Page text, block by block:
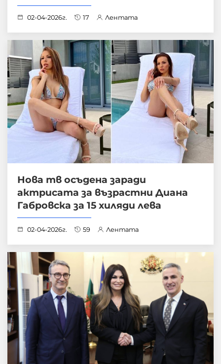
02-04-2026г. 17 Лентата
Нова тв осъдена заради
актрисата за възрастни Диана
Габровска за 15 хиляди лева
02-04-2026г. 59 Лентата